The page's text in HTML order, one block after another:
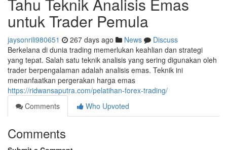
untuk Trader Pemula
jaysonrili980651 267 days ago News
Discuss
Berkelana di dunia trading memerlukan keahlian dan strategi
yang tepat. Salah satu teknik analisis yang sering digunakan oleh
trader berpengalaman adalah analisis emas. Teknik ini
memanfaatkan pergerakan harga emas
https://ridwansaputra.com/pelatihan-forex-trading/
Comments
Who Upvoted
Comments